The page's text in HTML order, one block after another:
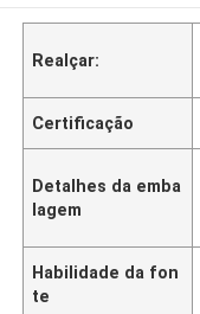
Realçar:
Certificação
Detalhes da emba
lagem
Habilidade da fon
te